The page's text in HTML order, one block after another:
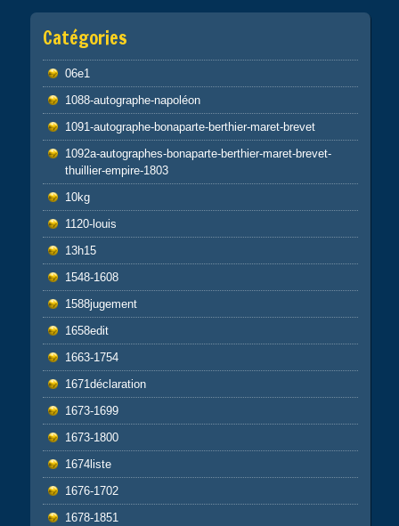
Catégories
06e1
1088-autographe-napoléon
1091-autographe-bonaparte-berthier-maret-brevet
1092a-autographes-bonaparte-berthier-maret-brevet-
thuillier-empire-1803
10kg
1120-louis
13h15
1548-1608
1588jugement
1658edit
1663-1754
1671déclaration
1673-1699
1673-1800
1674liste
1676-1702
1678-1851